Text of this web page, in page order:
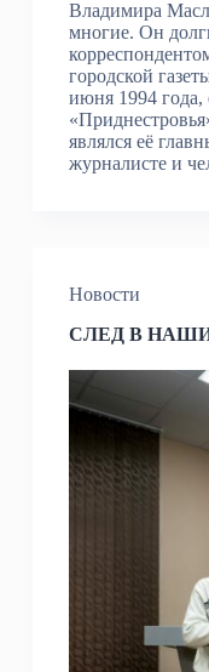
Владимира
многие. Он
городской
июня 1994 года,
являлся её
журналисте и
Новости
СЛЕД В